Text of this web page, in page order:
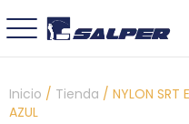
Inicio / Tienda / NYLON SRT
AZUL